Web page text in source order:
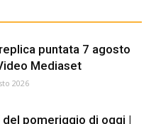
puntata 7 agosto
Mediaset
2026
pomeriggio di oggi |